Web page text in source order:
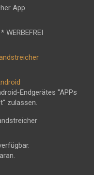
WERBEFREI
Endgerätes "APPs
zulassen.